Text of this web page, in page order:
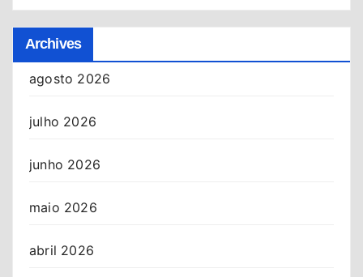
Archives
agosto 2026
julho 2026
junho 2026
maio 2026
abril 2026